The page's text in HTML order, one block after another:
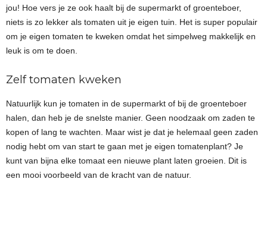
jou! Hoe vers je ze ook haalt bij de supermarkt of groenteboer,
niets is zo lekker als tomaten uit je eigen tuin. Het is super populair
om je eigen tomaten te kweken omdat het simpelweg makkelijk en
leuk is om te doen.
Zelf tomaten kweken
Natuurlijk kun je tomaten in de supermarkt of bij de groenteboer
halen, dan heb je de snelste manier. Geen noodzaak om zaden te
kopen of lang te wachten. Maar wist je dat je helemaal geen zaden
nodig hebt om van start te gaan met je eigen tomatenplant? Je
kunt van bijna elke tomaat een nieuwe plant laten groeien. Dit is
een mooi voorbeeld van de kracht van de natuur.